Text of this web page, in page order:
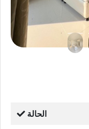
الحالة